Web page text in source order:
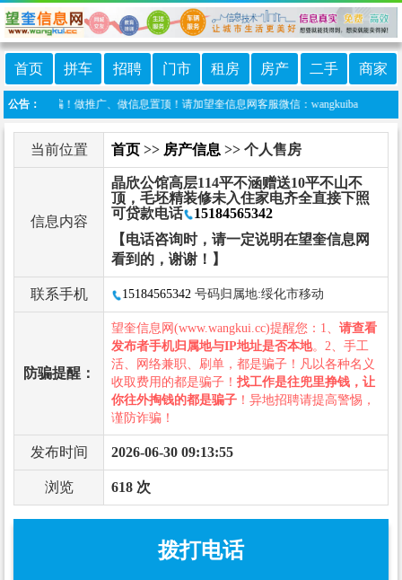
首页 拼车 招聘 门市 租房 房产 二手 商家
公告：
防诈骗！做推广、做信息置顶！请加望奎信息网客服微信：wangkuiba
当前位置 首页 >> 房产信息 >> 个人售房
信息内容
晶欣公馆高层114平不涵赠送10平不山不
顶，毛坯精装修未入住家电齐全直接下照
可贷款电话
15184565342
【电话咨询时，请一定说明在望奎信息网
看到的，谢谢！】
联系手机 15184565342 号码归属地:绥化市移动
防骗提醒：
望奎信息网(www.wangkui.cc)提醒您：1、 请查看
发布者手机归属地与IP地址是否本地。2、手工
活、网络兼职、刷单，都是骗子！凡以各种名义
收取费用的都是骗子！ 找工作是往兜里挣钱，让
你往外掏钱的都是骗子 ！异地招聘请提高警惕，
谨防诈骗！
发布时间 2026-06-30 09:13:55
浏览 618 次
拨打电话